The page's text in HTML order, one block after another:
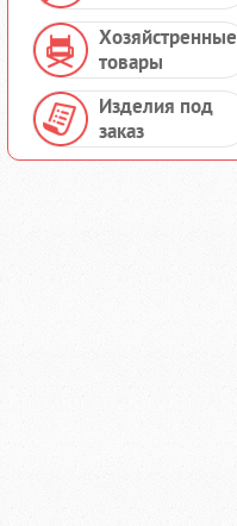
Хозяйстренные
товары
Изделия под
заказ